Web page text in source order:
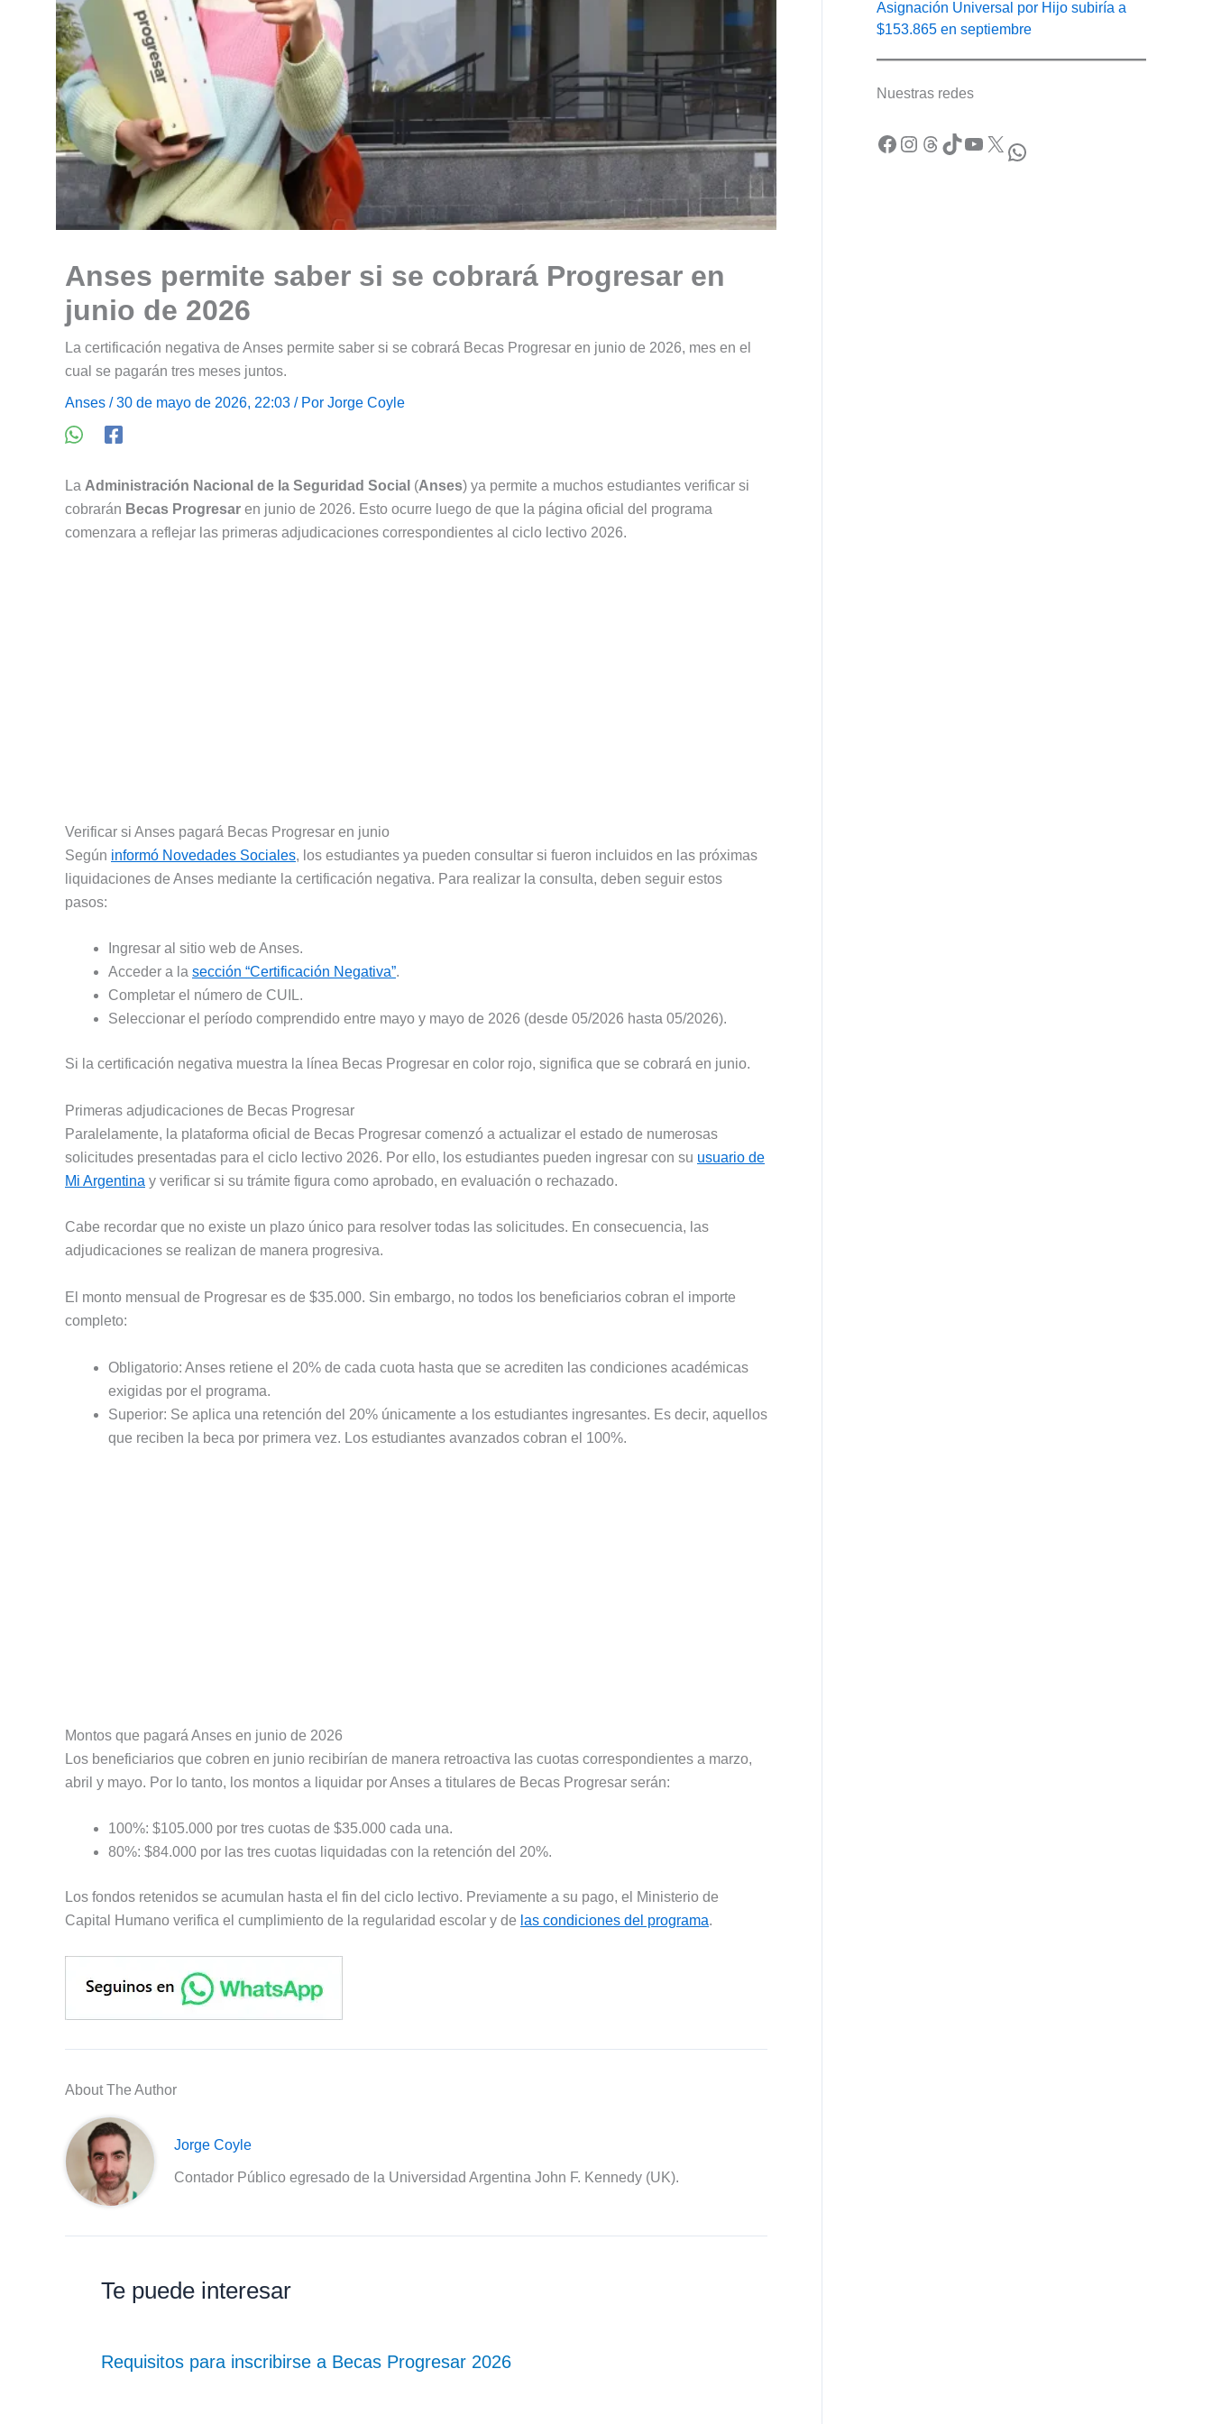
Anses permite saber si se cobrará Progresar en
junio de 2026
La certificación negativa de Anses permite saber si se cobrará Becas Progresar en junio de 2026, mes en el
cual se pagarán tres meses juntos.
Anses / 30 de mayo de 2026, 22:03 / Por Jorge Coyle
La Administración Nacional de la Seguridad Social (Anses) ya permite a muchos estudiantes verificar si
cobrarán Becas Progresar en junio de 2026. Esto ocurre luego de que la página oficial del programa
comenzara a reflejar las primeras adjudicaciones correspondientes al ciclo lectivo 2026.
Verificar si Anses pagará Becas Progresar en junio
Según informó Novedades Sociales, los estudiantes ya pueden consultar si fueron incluidos en las próximas
liquidaciones de Anses mediante la certificación negativa. Para realizar la consulta, deben seguir estos
pasos:
Ingresar al sitio web de Anses.
Acceder a la sección “Certificación Negativa”.
Completar el número de CUIL.
Seleccionar el período comprendido entre mayo y mayo de 2026 (desde 05/2026 hasta 05/2026).
Si la certificación negativa muestra la línea Becas Progresar en color rojo, significa que se cobrará en junio.
Primeras adjudicaciones de Becas Progresar
Paralelamente, la plataforma oficial de Becas Progresar comenzó a actualizar el estado de numerosas
solicitudes presentadas para el ciclo lectivo 2026. Por ello, los estudiantes pueden ingresar con su usuario de
Mi Argentina y verificar si su trámite figura como aprobado, en evaluación o rechazado.
Cabe recordar que no existe un plazo único para resolver todas las solicitudes. En consecuencia, las
adjudicaciones se realizan de manera progresiva.
El monto mensual de Progresar es de $35.000. Sin embargo, no todos los beneficiarios cobran el importe
completo:
Obligatorio: Anses retiene el 20% de cada cuota hasta que se acrediten las condiciones académicas
exigidas por el programa.
Superior: Se aplica una retención del 20% únicamente a los estudiantes ingresantes. Es decir, aquellos
que reciben la beca por primera vez. Los estudiantes avanzados cobran el 100%.
Montos que pagará Anses en junio de 2026
Los beneficiarios que cobren en junio recibirían de manera retroactiva las cuotas correspondientes a marzo,
abril y mayo. Por lo tanto, los montos a liquidar por Anses a titulares de Becas Progresar serán:
100%: $105.000 por tres cuotas de $35.000 cada una.
80%: $84.000 por las tres cuotas liquidadas con la retención del 20%.
Los fondos retenidos se acumulan hasta el fin del ciclo lectivo. Previamente a su pago, el Ministerio de
Capital Humano verifica el cumplimiento de la regularidad escolar y de las condiciones del programa.
About The Author
Jorge Coyle
Contador Público egresado de la Universidad Argentina John F. Kennedy (UK).
Te puede interesar
Requisitos para inscribirse a Becas Progresar 2026
Asignación Universal por Hijo subiría a
$153.865 en septiembre
Nuestras redes
Facebook Instagram Threads TikTok YouTube X WhatsApp